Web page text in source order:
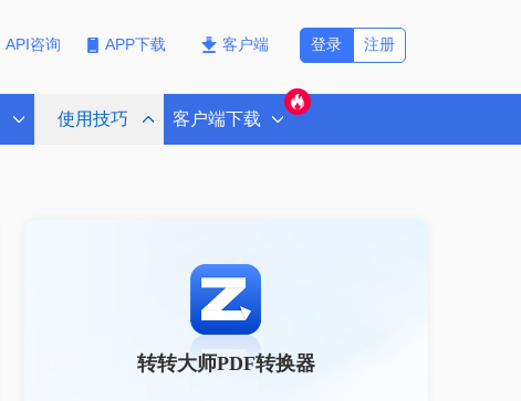
API咨询 APP下载 客户端 注册
登录
使用技巧 客户端下载
转转大师PDF转换器